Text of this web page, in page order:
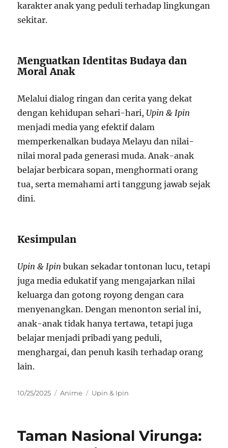
karakter anak yang peduli terhadap lingkungan
sekitar.
Menguatkan Identitas Budaya dan
Moral Anak
Melalui dialog ringan dan cerita yang dekat
dengan kehidupan sehari-hari, Upin & Ipin
menjadi media yang efektif dalam
memperkenalkan budaya Melayu dan nilai-
nilai moral pada generasi muda. Anak-anak
belajar berbicara sopan, menghormati orang
tua, serta memahami arti tanggung jawab sejak
dini.
Kesimpulan
Upin & Ipin bukan sekadar tontonan lucu, tetapi
juga media edukatif yang mengajarkan nilai
keluarga dan gotong royong dengan cara
menyenangkan. Dengan menonton serial ini,
anak-anak tidak hanya tertawa, tetapi juga
belajar menjadi pribadi yang peduli,
menghargai, dan penuh kasih terhadap orang
lain.
Posted
10/25/2025 Categories
Anime Tags
Upin & Ipin
Taman Nasional Virunga: